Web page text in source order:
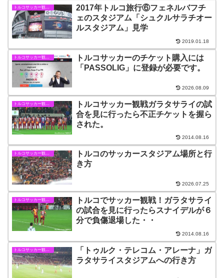
トルコサッカー観戦情報
2017年トルコ旅行⑥フェネルバフチ
ェのスタジアム「シュクルサラチオー
ルスタジアム」見学
2019.01.18
トルコサッカー観戦情報
トルコサッカーのチケット購入には
「PASSOLIG」に登録が必要です。
2026.08.09
トルコサッカー観戦ガラタサライの試
合を見に行ったら不正チケットを握ら
された。
2014.08.16
トルコサッカー観戦情報
トルコのサッカースタジアム場所と行
き方
2026.07.25
トルコサッカー観戦情報
トルコでサッカー観戦！ガラタサライ
の試合を見に行ったらスナイデルが６
分で負傷退場した・・
2014.08.16
トルコサッカー観戦情報
「トゥルク・テレコム・アレーナ」ガ
ラタサライスタジアムへの行き方